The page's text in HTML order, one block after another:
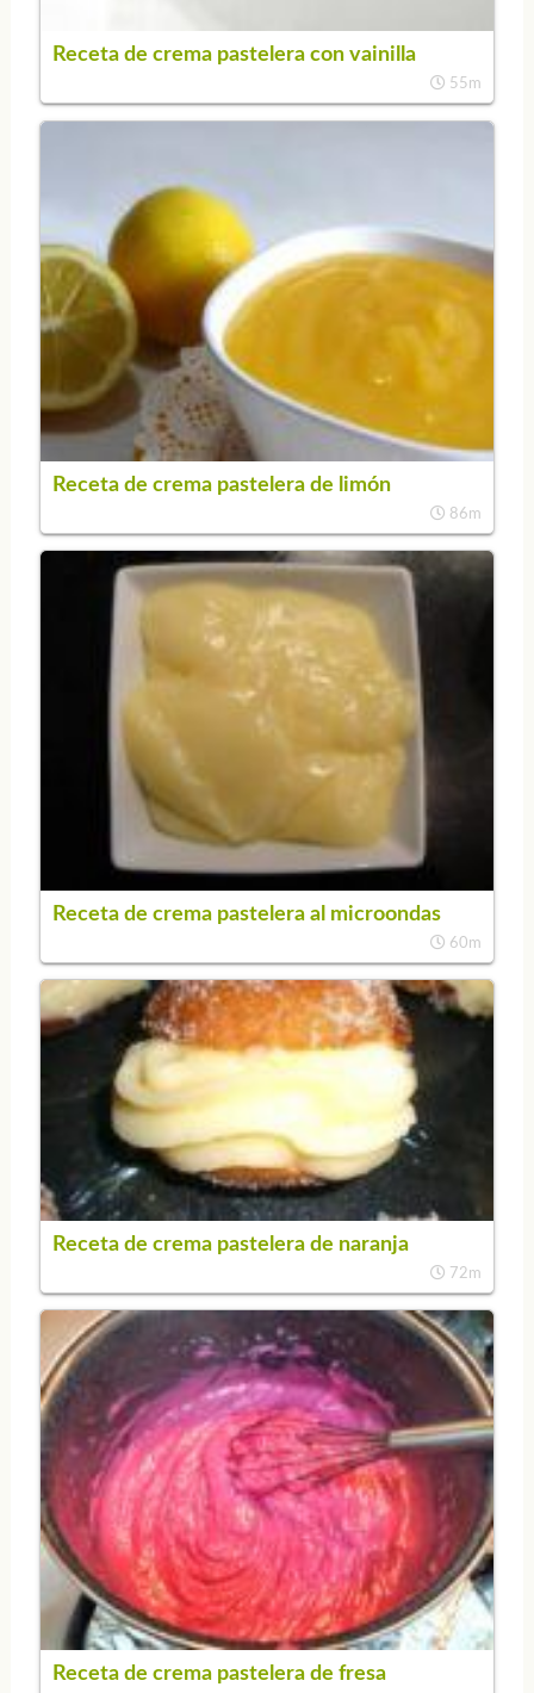
Receta de crema pastelera con vainilla
55m
Receta de crema pastelera de limón
86m
Receta de crema pastelera al microondas
60m
Receta de crema pastelera de naranja
72m
Receta de crema pastelera de fresa